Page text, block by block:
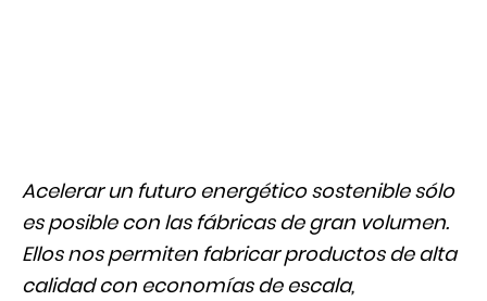
Acelerar un futuro energético sostenible sólo
es posible con las fábricas de gran volumen.
Ellos nos permiten fabricar productos de alta
calidad con economías de escala,